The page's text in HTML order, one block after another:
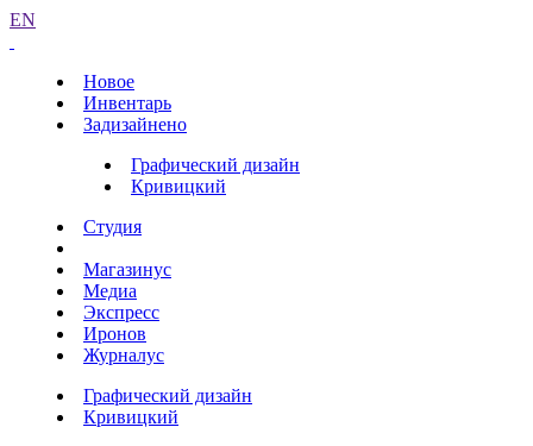
EN
Новое
Инвентарь
Задизайнено
Графический дизайн
Кривицкий
Студия
Магазинус
Медиа
Экспресс
Иронов
Журналус
Графический дизайн
Кривицкий